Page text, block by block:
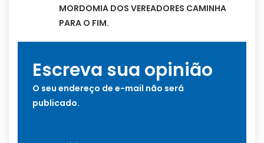
MORDOMIA DOS VEREADORES CAMINHA
PARA O FIM.
Escreva sua opinião
O seu endereço de e-mail não será
publicado.